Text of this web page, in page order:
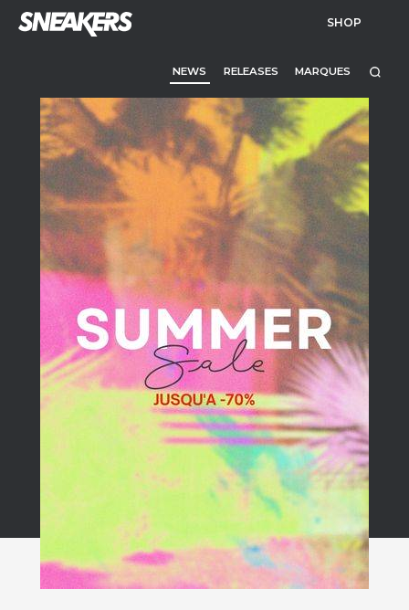
SHOP
NEWS RELEASES MARQUES